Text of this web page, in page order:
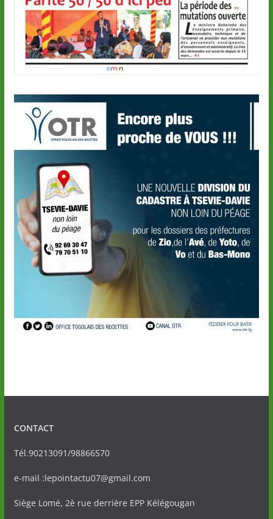
CONTACT
Tél.90213091/98866570
e-mail :lepointactu07@gmail.com
Siège Lomé, 2è rue derrière EPP Kélégougan